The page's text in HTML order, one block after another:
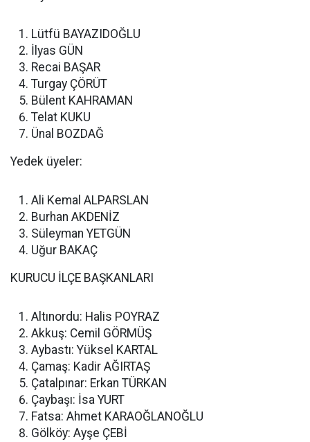
Lütfü BAYAZIDOĞLU
İlyas GÜN
Recai BAŞAR
Turgay ÇÖRÜT
Bülent KAHRAMAN
Telat KUKU
Ünal BOZDAĞ
Yedek üyeler:
Ali Kemal ALPARSLAN
Burhan AKDENİZ
Süleyman YETGÜN
Uğur BAKAÇ
KURUCU İLÇE BAŞKANLARI
Altınordu: Halis POYRAZ
Akkuş: Cemil GÖRMÜŞ
Aybastı: Yüksel KARTAL
Çamaş: Kadir AĞIRTAŞ
Çatalpınar: Erkan TÜRKAN
Çaybaşı: İsa YURT
Fatsa: Ahmet KARAOĞLANOĞLU
Gölköy: Ayşe ÇEBİ